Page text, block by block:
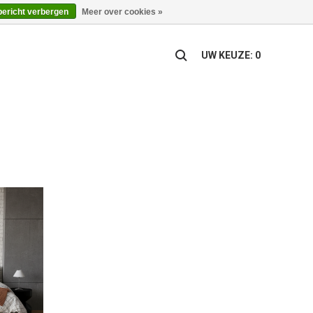
UW KEUZE: 0
verbergen Meer over cookies »